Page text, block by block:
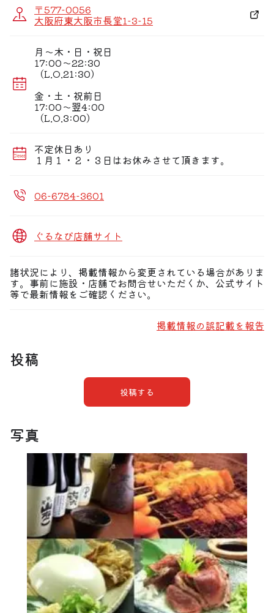
アサヒスーパードライ込み単品飲み放題180分は
特別価格の980円！
◆【コース情報】
鶏鳥kitchenゆう限定コース4500円⇒3500円、等6種
アサヒスーパードライ込み単品飲み放題も180分980円
※コースの当日キャンセルはキャンセル料を全額頂きま
〒577-0056
大阪府東大阪市長堂1-3-15
月〜木・日・祝日
17:00〜22:30
（L.O.21:30）
金・土・祝前日
17:00〜翌4:00
（L.O.3:00）
不定休日あり
１月１・２・３日はお休みさせて頂きます。
06-6784-3601
ぐるなび店舗サイト
諸状況により、掲載情報から変更されている場合がありま
す。事前に施設・店舗でお問合せいただくか、公式サイト
等で最新情報をご確認ください。
掲載情報の誤記載を報告
投稿
投稿する
写真